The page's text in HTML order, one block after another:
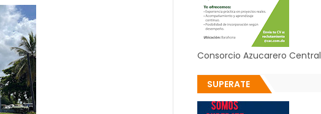
Consorcio Azucarero Central
SUPERATE